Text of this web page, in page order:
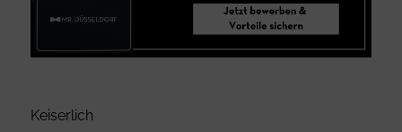
Keiserlich